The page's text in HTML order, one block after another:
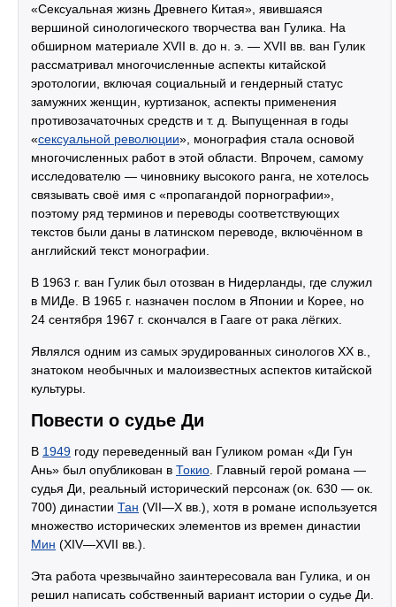
«Сексуальная жизнь Древнего Китая», явившаяся
вершиной синологического творчества ван Гулика. На
обширном материале XVII в. до н. э. — XVII вв. ван Гулик
рассматривал многочисленные аспекты китайской
эротологии, включая социальный и гендерный статус
замужних женщин, куртизанок, аспекты применения
противозачаточных средств и т. д. Выпущенная в годы
«сексуальной революции», монография стала основой
многочисленных работ в этой области. Впрочем, самому
исследователю — чиновнику высокого ранга, не хотелось
связывать своё имя с «пропагандой порнографии»,
поэтому ряд терминов и переводы соответствующих
текстов были даны в латинском переводе, включённом в
английский текст монографии.
В 1963 г. ван Гулик был отозван в Нидерланды, где служил
в МИДе. В 1965 г. назначен послом в Японии и Корее, но
24 сентября 1967 г. скончался в Гааге от рака лёгких.
Являлся одним из самых эрудированных синологов ХХ в.,
знатоком необычных и малоизвестных аспектов китайской
культуры.
Повести о судье Ди
В 1949 году переведенный ван Гуликом роман «Ди Гун
Ань» был опубликован в Токио . Главный герой романа —
судья Ди, реальный исторический персонаж (ок. 630 — ок.
700) династии Тан (VII—X вв.), хотя в романе используется
множество исторических элементов из времен династии
Мин (XIV—XVII вв.).
Эта работа чрезвычайно заинтересовала ван Гулика, и он
решил написать собственный вариант истории о судье Ди.